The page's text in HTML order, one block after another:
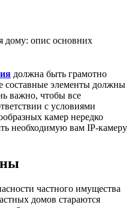
дому: опис основних
должна быть грамотно
составные элементы должны
важно, чтобы все
с условиями
камер нередко
необходимую вам IP-камеру
частного имущества
домов стараются